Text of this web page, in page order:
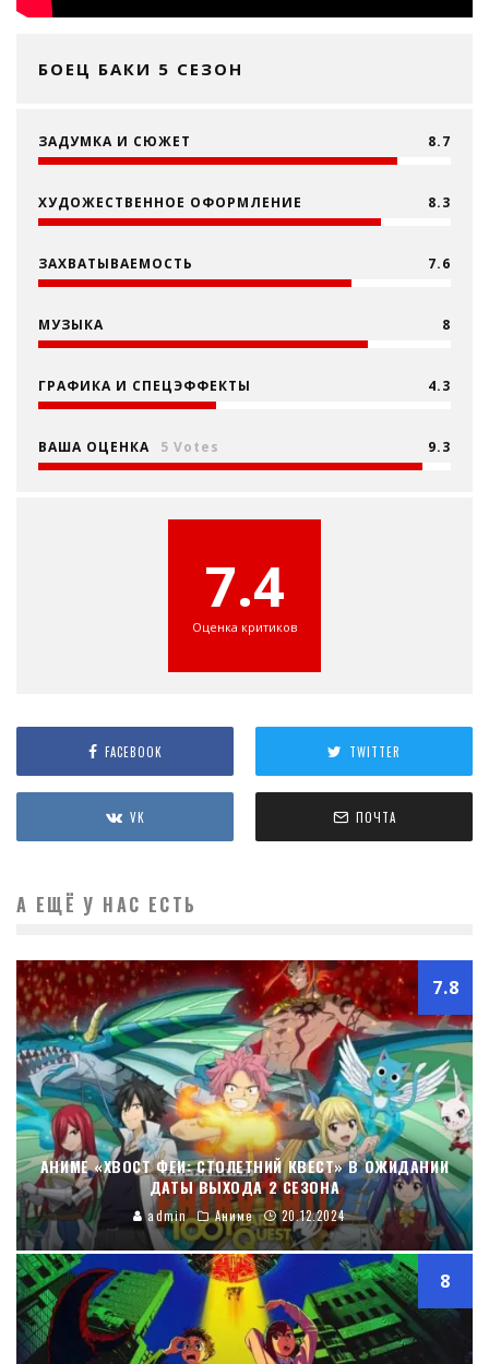
БОЕЦ БАКИ 5 СЕЗОН
ЗАДУМКА И СЮЖЕТ 8.7
ХУДОЖЕСТВЕННОЕ ОФОРМЛЕНИЕ 8.3
ЗАХВАТЫВАЕМОСТЬ 7.6
МУЗЫКА 8
ГРАФИКА И СПЕЦЭФФЕКТЫ 4.3
ВАША ОЦЕНКА 5 Votes 9.3
7.4
Оценка критиков
FACEBOOK TWITTER
VK ПОЧТА
А ЕЩЁ У НАС ЕСТЬ
7.8
АНИМЕ «ХВОСТ ФЕИ: СТОЛЕТНИЙ КВЕСТ» В ОЖИДАНИИ
ДАТЫ ВЫХОДА 2 СЕЗОНА
admin Аниме 20.12.2024
8